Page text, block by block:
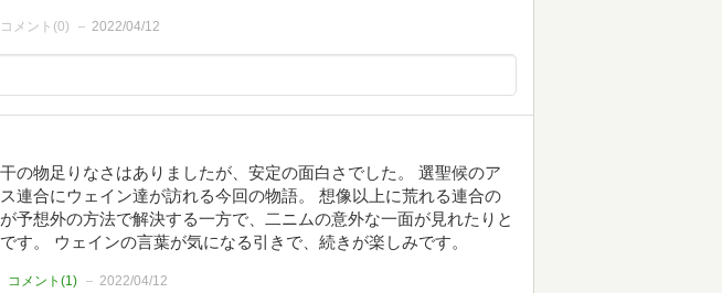
コメント(0) 2022/04/12
の物足りなさはありましたが、安定の面白さでした。 選聖候のア
連合にウェイン達が訪れる今回の物語。 想像以上に荒れる連合の
予想外の方法で解決する一方で、二ニムの意外な一面が見れたりと
す。 ウェインの言葉が気になる引きで、続きが楽しみです。
コメント(1) 2022/04/12